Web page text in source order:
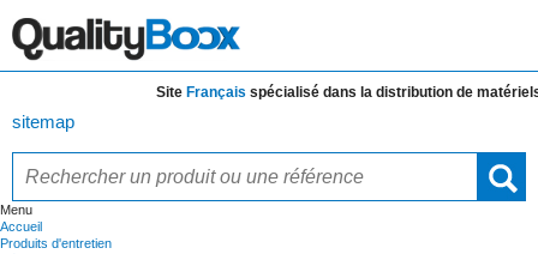
SiteFrançaisspécialisé dans la distribution dematériels
sitemap
Menu
Accueil
Produits d'entretien